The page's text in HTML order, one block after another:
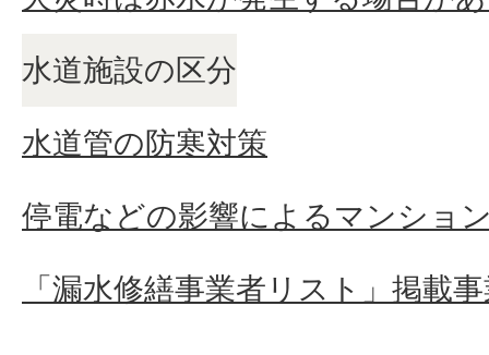
水道施設の区分
水道管の防寒対策
停電などの影響によるマンショ
「漏水修繕事業者リスト」掲載